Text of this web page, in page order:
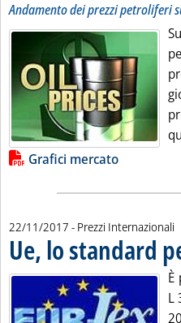
Andamento dei prezzi petroliferi
Lista allegati PDF alla
Grafici mercato
22/11/2017 - Prezzi Internazionali
Ue, lo standard
È
L